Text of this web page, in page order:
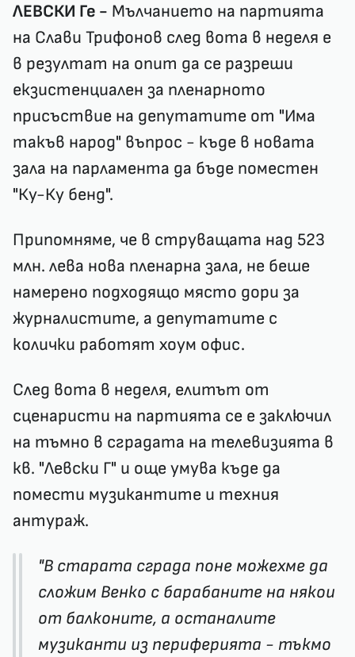
ЛЕВСКИ Ге - Мълчанието на партията
на Слави Трифонов след вота в неделя е
в резултат на опит да се разреши
екзистенциален за пленарното
присъствие на депутатите от "Има
такъв народ" въпрос - къде в новата
зала на парламента да бъде поместен
"Ку-Ку бенд".
Припомняме, че в струващата над 523
млн. лева нова пленарна зала, не беше
намерено подходящо място дори за
журналистите, а депутатите с
колички работят хоум офис.
След вота в неделя, елитът от
сценаристи на партията се е заключил
на тъмно в сградата на телевизията в
кв. "Левски Г" и още умува къде да
помести музикантите и техния
антураж.
"В старата сграда поне можехме да
сложим Венко с барабаните на някои
от балконите, а останалите
музиканти из периферията - тъкмо